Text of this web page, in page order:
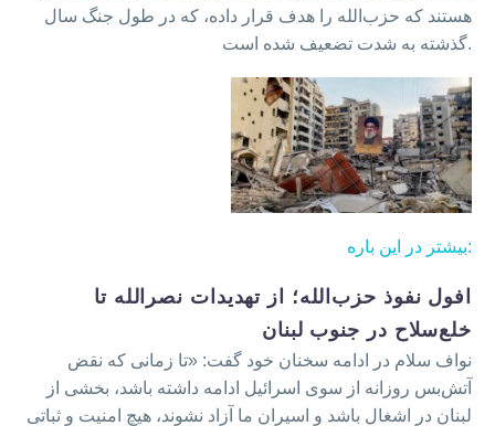
هستند که حزب‌الله را هدف قرار داده، که در طول جنگ سال
گذشته به شدت تضعیف شده است.
بیشتر در این باره:
افول نفوذ حزب‌الله؛ از تهدیدات نصرالله تا
خلع‌سلاح در جنوب لبنان
نواف سلام در ادامه سخنان خود گفت: «تا زمانی که نقض‌
آتش‌بس روزانه از سوی اسرائیل ادامه داشته باشد، بخشی از
لبنان در اشغال باشد و اسیران ما آزاد نشوند، هیچ امنیت و ثباتی